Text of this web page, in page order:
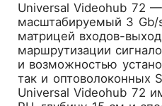
Universal Videohub 72
масштабируемый 3 Gb/
матрицей входов-
маршрутизации
и возможностью
так и оптоволоконных
Universal Videohub 72